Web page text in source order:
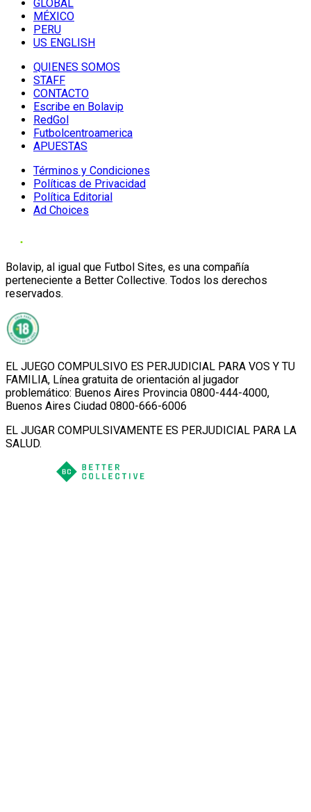
GLOBAL
MÉXICO
PERU
US ENGLISH
QUIENES SOMOS
STAFF
CONTACTO
Escribe en Bolavip
RedGol
Futbolcentroamerica
APUESTAS
Términos y Condiciones
Políticas de Privacidad
Política Editorial
Ad Choices
Bolavip, al igual que Futbol Sites, es una compañía
perteneciente a Better Collective. Todos los derechos
reservados.
EL JUEGO COMPULSIVO ES PERJUDICIAL PARA VOS Y TU
FAMILIA, Línea gratuita de orientación al jugador
problemático: Buenos Aires Provincia 0800-444-4000,
Buenos Aires Ciudad 0800-666-6006
EL JUGAR COMPULSIVAMENTE ES PERJUDICIAL PARA LA
SALUD.